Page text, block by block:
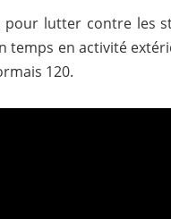
lutter contre les
temps en activité
120.